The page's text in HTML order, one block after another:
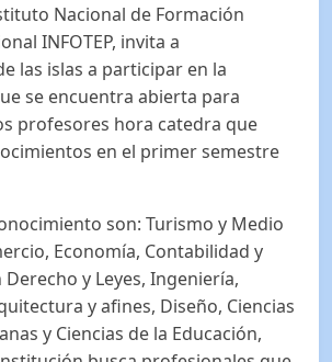
Nacional de Formación
INFOTEP, invita a
las islas a participar en la
se encuentra abierta para
profesores hora catedra que
en el primer semestre
son: Turismo y Medio
Economía, Contabilidad y
y Leyes, Ingeniería,
y afines, Diseño, Ciencias
y Ciencias de la Educación,